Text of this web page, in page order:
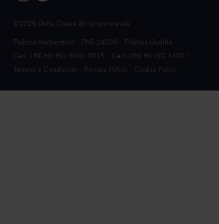
©2026 Della Chiara Srl Unipersonale
Politica Ambientale PAS 24000
Politica Qualità
Cert. UNI EN ISO 9001:2015
Cert. UNI EN ISO 14001
Termini e Condizioni
Privacy Policy Cookie Policy